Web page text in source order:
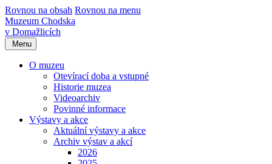
Rovnou na obsah Rovnou na menu
Muzeum Chodska
v Domažlicích
Menu
O muzeu
Otevírací doba a vstupné
Historie muzea
Videoarchiv
Povinné informace
Výstavy a akce
Aktuální výstavy a akce
Archiv výstav a akcí
2026